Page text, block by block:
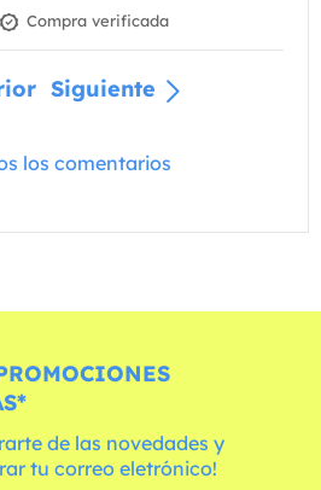
Compra verificada
Siguiente
los comentarios
de las novedades y
tu correo eletrónico!